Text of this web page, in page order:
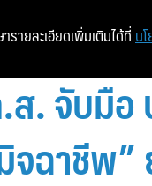
. จับมือ
ฉาชีพ”
รายละเอียดเพิ่มเติมได้ที่ น